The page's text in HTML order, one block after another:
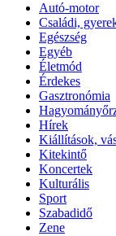
Autó-motor
Családi,
Egészség
Egyéb
Életmód
Érdekes
Gasztronómia
Hírek
Kiállítások,
Kitekintő
Koncertek
Kulturális
Sport
Szabadidő
Zene